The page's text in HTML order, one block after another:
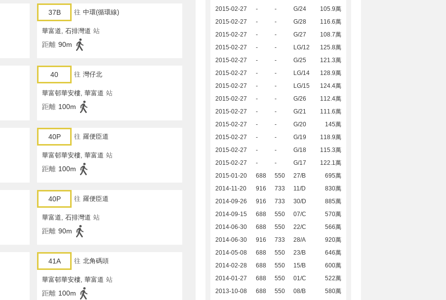
2015-02-27
- - G/24
105.9萬
2015-02-27
- - G/28
116.6萬
2015-02-27
- - G/27
108.7萬
2015-02-27
- - LG/12
125.8萬
2015-02-27
- - G/25
121.3萬
2015-02-27
- - LG/14
128.9萬
2015-02-27
- - LG/15
124.4萬
2015-02-27
- - G/26
112.4萬
2015-02-27
- - G/21
111.6萬
2015-02-27
- - G/20
145萬
2015-02-27
- - G/19
118.9萬
2015-02-27
- - G/18
115.3萬
2015-02-27
- - G/17
122.1萬
2015-01-20
688 550 27/B
695萬
2014-11-20
916 733 11/D
830萬
2014-09-26
916 733 30/D
885萬
2014-09-15
688 550 07/C
570萬
2014-06-30
688 550 22/C
566萬
2014-06-30
916 733 28/A
920萬
2014-05-08
688 550 23/B
646萬
2014-02-28
688 550 15/B
600萬
2014-01-27
688 550 01/C
522萬
2013-10-08
688 550 08/B
580萬
37B 往 中環(循環線)
華富道, 石排灣道 站
距離 90m
40 往 灣仔北
華富邨華安樓, 華富道 站
距離 100m
40P 往 羅便臣道
華富邨華安樓, 華富道 站
距離 100m
40P 往 羅便臣道
華富道, 石排灣道 站
距離 90m
41A 往 北角碼頭
華富邨華安樓, 華富道 站
距離 100m